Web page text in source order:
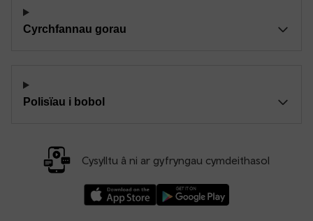
Cyrchfannau gorau
Polisïau i bobol
Cysylltu â ni ar gyfryngau cymdeithasol